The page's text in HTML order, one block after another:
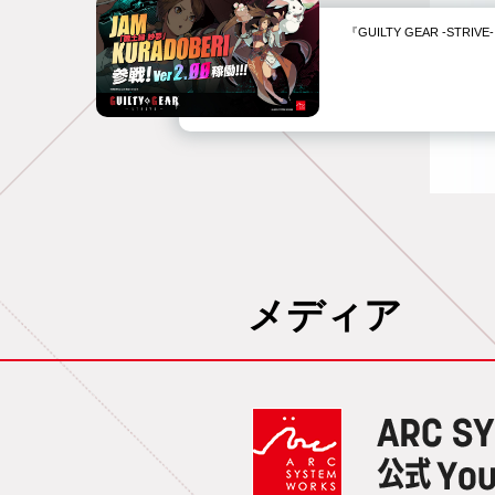
『GUILTY GEAR -
メディア